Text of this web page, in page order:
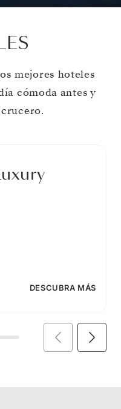
mejores hoteles
cómoda antes y
DESCUBRA MÁS